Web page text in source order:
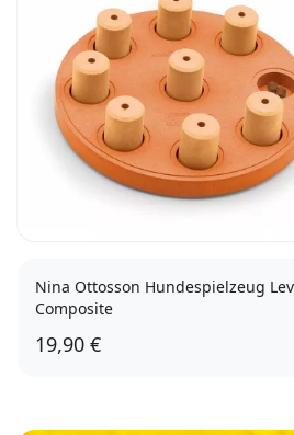
Nina Ottosson Hundespielzeug
Composite
19,90 €